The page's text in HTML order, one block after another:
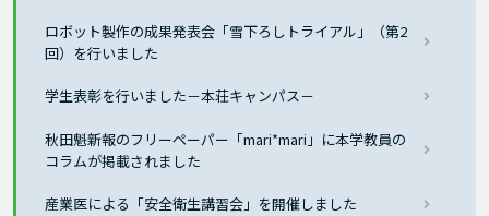
ロボット製作の成果発表会「雪下ろしトライアル」（第2
回）を行いました
学生表彰を行いました－本荘キャンパス－
秋田魁新報のフリーペーパー「mari*mari」に本学教員の
コラムが掲載されました
産業医による「安全衛生講習会」を開催しました